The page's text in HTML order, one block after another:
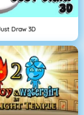
Draw 3D